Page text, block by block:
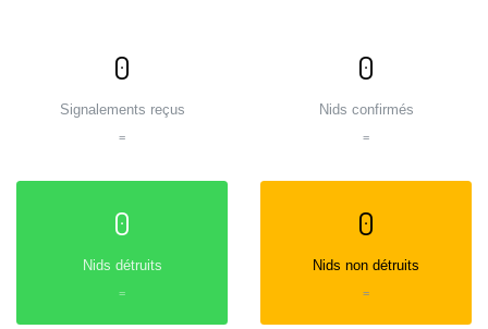
0
Signalements reçus
=
0
Nids confirmés
=
0
Nids détruits
=
0
Nids non détruits
=